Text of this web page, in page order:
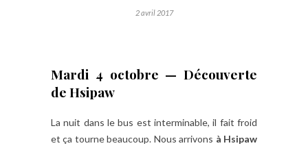
2 avril 2017
Mardi 4 octobre — Découverte
de Hsipaw
La nuit dans le bus est interminable, il fait froid
et ça tourne beaucoup. Nous arrivons à Hsipaw